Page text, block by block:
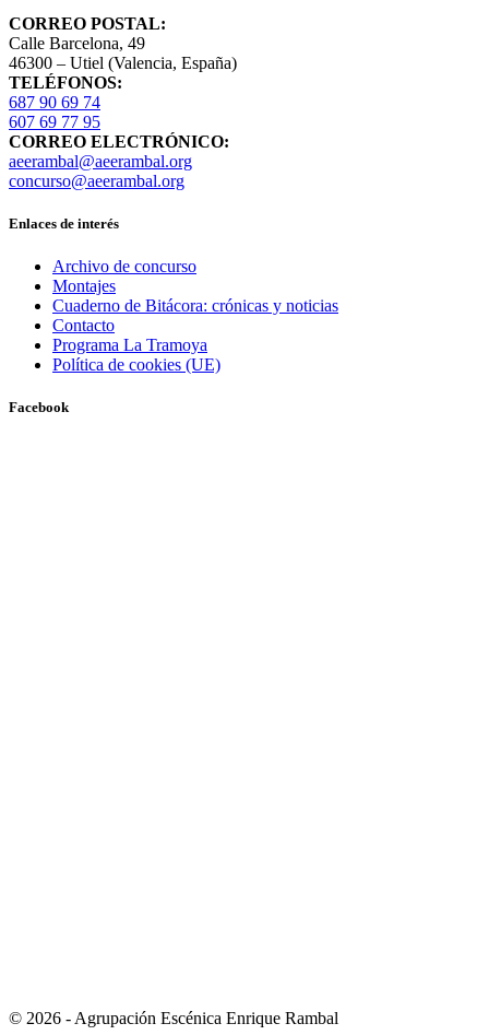
CORREO POSTAL:
Calle Barcelona, 49
46300 – Utiel (Valencia, España)
TELÉFONOS:
687 90 69 74
607 69 77 95
CORREO ELECTRÓNICO:
aeerambal@aeerambal.org
concurso@aeerambal.org
Enlaces de interés
Archivo de concurso
Montajes
Cuaderno de Bitácora: crónicas y noticias
Contacto
Programa La Tramoya
Política de cookies (UE)
Facebook
© 2026 - Agrupación Escénica Enrique Rambal